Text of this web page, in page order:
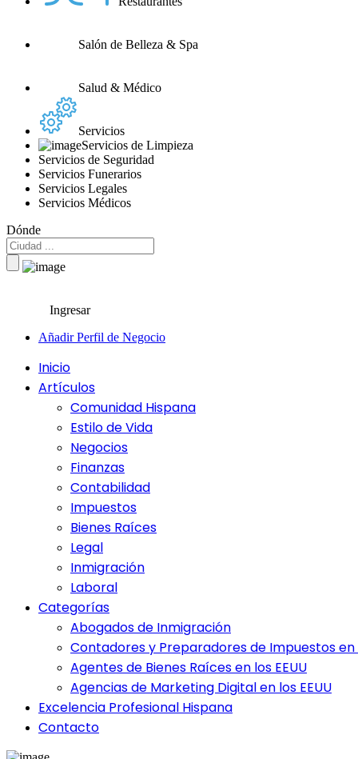
Salón de Belleza & Spa
Salud & Médico
Servicios
Servicios de Limpieza
Servicios de Seguridad
Servicios Funerarios
Servicios Legales
Servicios Médicos
Dónde
Ingresar
Añadir Perfil de Negocio
Inicio
Artículos
Comunidad Hispana
Estilo de Vida
Negocios
Finanzas
Contabilidad
Impuestos
Bienes Raíces
Legal
Inmigración
Laboral
Categorías
Abogados de Inmigración
Contadores y Preparadores de Impuestos en
Agentes de Bienes Raíces en los EEUU
Agencias de Marketing Digital en los EEUU
Excelencia Profesional Hispana
Contacto